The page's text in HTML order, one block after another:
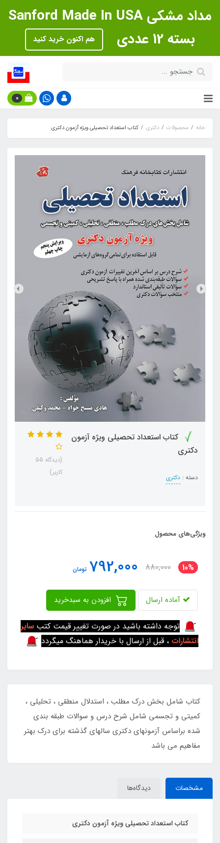
مداد مشکی Sanford Made In USA
بسته 12 عددی
هم اکنون خرید کنید
0
خانه محصولات دکتری کتاب استعداد تحصیلی ویژه آزمون دکتری
کتاب استعداد تحصیلی ویژه آزمون
دکتری
دسته : دکتری
(دیدگاه 55
کاربر)
ویژگی‌های محصول
10%
880,000
792,000 تومان
آماده ارسال
توجه داشته باشید در صورت تغییر قیمت کتب سایر
انتشارات ، قبل از ارسال با خریدار هماهنگ میگردد
کتاب شامل بخش درک مطلب ، استدلال منطقی ، تحلیلی ،
کمیتی و تجسمی شامل شرح درس و سوالات طبقه بندی
شده براساس آزمونهای دکتری سالهای گذشته برای درک بهتر
مفاهیم می باشد
مشخصات دیدگاه‌ها
کتاب استعداد تحصیلی ویژه آزمون دکتری